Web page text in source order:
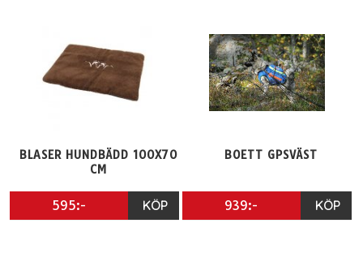
BLASER HUNDBÄDD 100X70
CM
595:- KÖP
BOETT GPSVÄST
939:- KÖP